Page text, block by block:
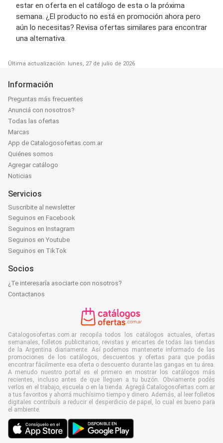
estar en oferta en el catálogo de esta o la próxima
semana. ¿El producto no está en promoción ahora pero
aún lo necesitas? Revisa ofertas similares para encontrar
una alternativa.
Última actualización: lunes, 27 de julio de 2026
Información
Preguntas más frecuentes
Anunciá con nosotros?
Todas las ofertas
Marcas
App de Catalogosofertas.com.ar
Quiénes somos
Agregar catálogo
Noticias
Servicios
Suscribite al newsletter
Seguinos en Facebook
Seguinos en Instagram
Seguinos en Youtube
Seguinos en TikTok
Socios
¿Te interesaría asociarte con nosotros?
Contactanos
Catalogosofertas.com.ar recopila todos los catálogos actuales, ofertas
semanales, folletos publicitarios, revistas y encartes de todas las tiendas
de la Argentina diariamente. Así podemos mantenerte informado de las
promociones de los catálogos, descuentos y ofertas para que podás
encontrar fácilmente esa oferta o descuento durante las gangas en tu área.
A menudo nuestro portal es el primero en mostrar los catálogos más
recientes, incluso antes de que lleguen a tu buzón. Obviamente podés
verlos en el trabajo, escuela o en la tienda. Agregá Catalogosofertas.com.ar
a tus favoritos y ahorrá muchísimo tiempo y dinero. Además, al leer folletos
digitales contribuís a reducir el desperdicio de papel, lo cual es bueno para
el ambiente.